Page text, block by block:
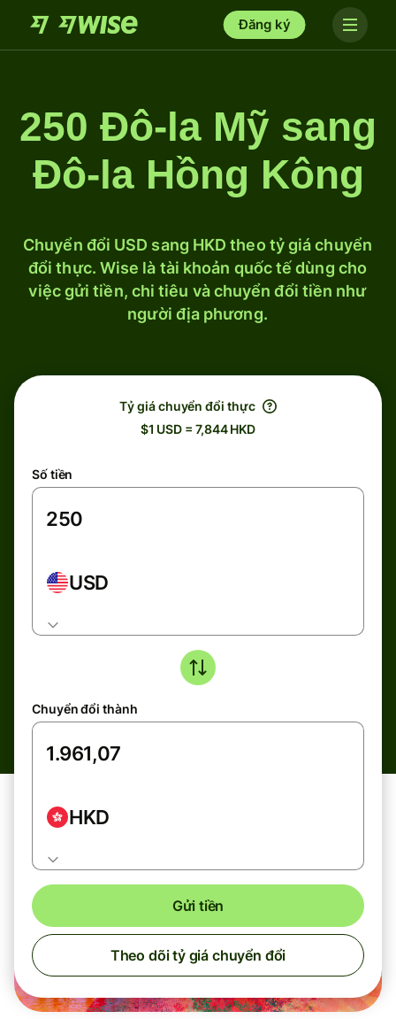
Đăng ký
250 Đô-la Mỹ sang
Đô-la Hồng Kông
Chuyển đổi USD sang HKD theo tỷ giá chuyển
đổi thực. Wise là tài khoản quốc tế dùng cho
việc gửi tiền, chi tiêu và chuyển đổi tiền như
người địa phương.
Tỷ giá chuyển đổi thực
$1 USD = 7,844 HKD
Số tiền
USD
Chuyển đổi thành
HKD
Gửi tiền
Theo dõi tỷ giá chuyển đổi